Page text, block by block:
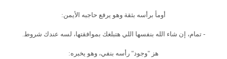
أومأ برأسه بثقة وهو يرفع حاجبه الأيمن:
- تمام، إن شاء الله بنفسها اللي هتبلغك بموافقتها، لسه عندك شروط.
هز "وجود" رأسه بنفي، وهو يخبره: